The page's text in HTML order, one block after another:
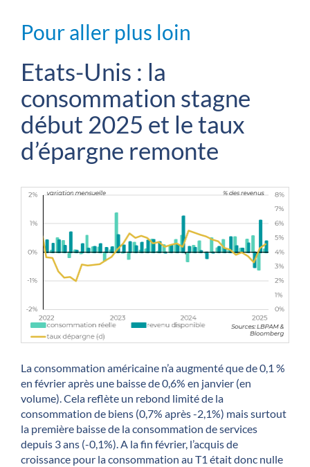
Pour aller plus loin
Etats-Unis : la
consommation stagne
début 2025 et le taux
d’épargne remonte
La consommation américaine n’a augmenté que de 0,1 %
en février après une baisse de 0,6% en janvier (en
volume). Cela reflète un rebond limité de la
consommation de biens (0,7% après -2,1%) mais surtout
la première baisse de la consommation de services
depuis 3 ans (-0,1%). A la fin février, l’acquis de
croissance pour la consommation au T1 était donc nulle